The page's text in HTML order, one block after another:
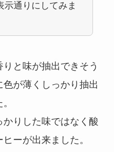
示通りにしてみま
と味が抽出できそう
が薄くしっかり抽出
りした味ではなく酸
ーが出来ました。